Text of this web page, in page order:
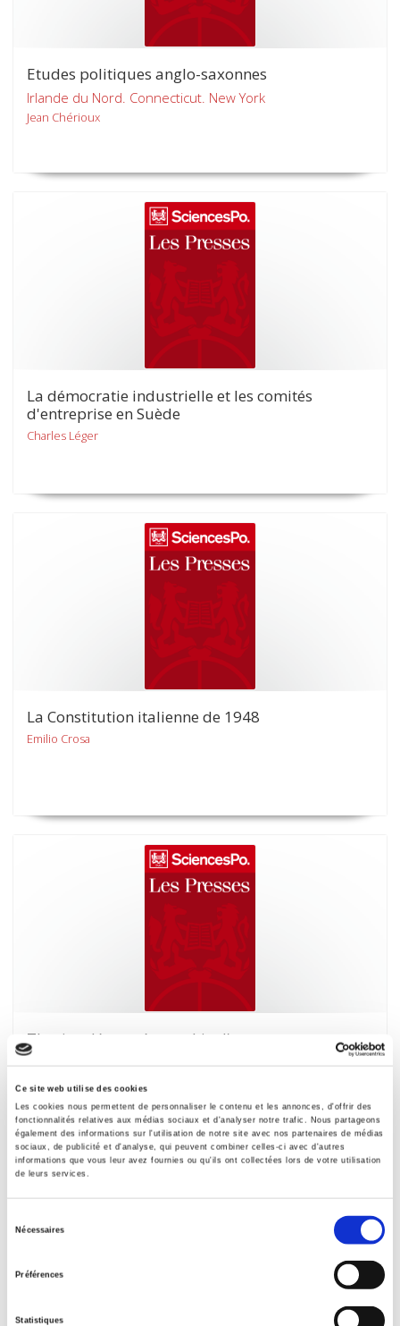
Ce site web utilise des cookies
Les cookies nous permettent de personnaliser le contenu et les annonces, d'offrir des
fonctionnalités relatives aux médias sociaux et d'analyser notre trafic. Nous partageons
également des informations sur l'utilisation de notre site avec nos partenaires de médias
sociaux, de publicité et d'analyse, qui peuvent combiner celles-ci avec d'autres
informations que vous leur avez fournies ou qu'ils ont collectées lors de votre utilisation
de leurs services.
Nécessaires
Préférences
Statistiques
Etudes politiques anglo-saxonnes
Irlande du Nord. Connecticut. New York
Jean Chérioux
La démocratie industrielle et les comités
d'entreprise en Suède
Charles Léger
La Constitution italienne de 1948
Emilio Crosa
Thurins démo-géographie d'une commune
rurale de l'Ouest lyonnais